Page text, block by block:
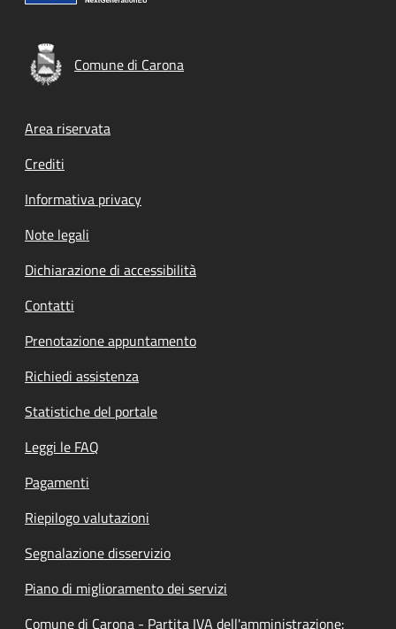
Comune di Carona
Footer menu
Area riservata
Crediti
Informativa privacy
Note legali
Dichiarazione di accessibilità
Contatti
Prenotazione appuntamento
Richiedi assistenza
Statistiche del portale
Leggi le FAQ
Pagamenti
Riepilogo valutazioni
Segnalazione disservizio
Piano di miglioramento dei servizi
Comune di Carona - Partita IVA dell'amministrazione: